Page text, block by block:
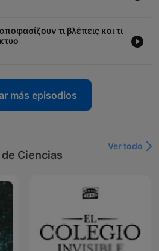
τι βλέπεις και τι
más episodios
Ciencias
Ver todo